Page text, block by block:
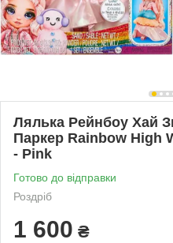
Лялька Рейнбоу Хай
Паркер Rainbow High
- Pink
Готово до відправки
Роздріб
1 600 ₴